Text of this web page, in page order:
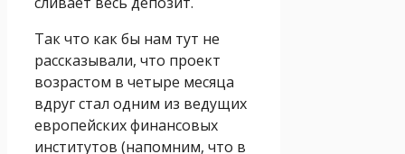
Так что как бы нам тут не
рассказывали, что проект
возрастом в четыре месяца
вдруг стал одним из ведущих
европейских финансовых
институтов (напомним, что в